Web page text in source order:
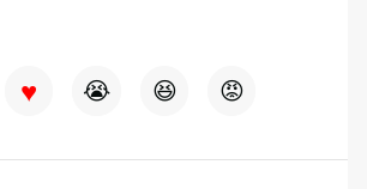
♥ 😭 😆 😡